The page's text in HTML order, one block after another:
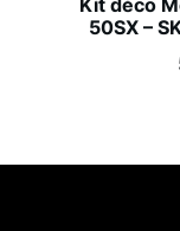
50SX –